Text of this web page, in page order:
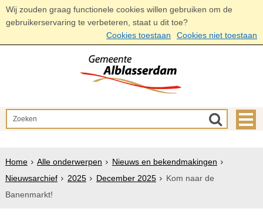
Wij zouden graag functionele cookies willen gebruiken om de
gebruikerservaring te verbeteren, staat u dit toe?
Cookies toestaan
Cookies niet toestaan
Home Alle onderwerpen
Nieuws en bekendmakingen
Nieuwsarchief
2025 December 2025
Kom naar de
Banenmarkt!